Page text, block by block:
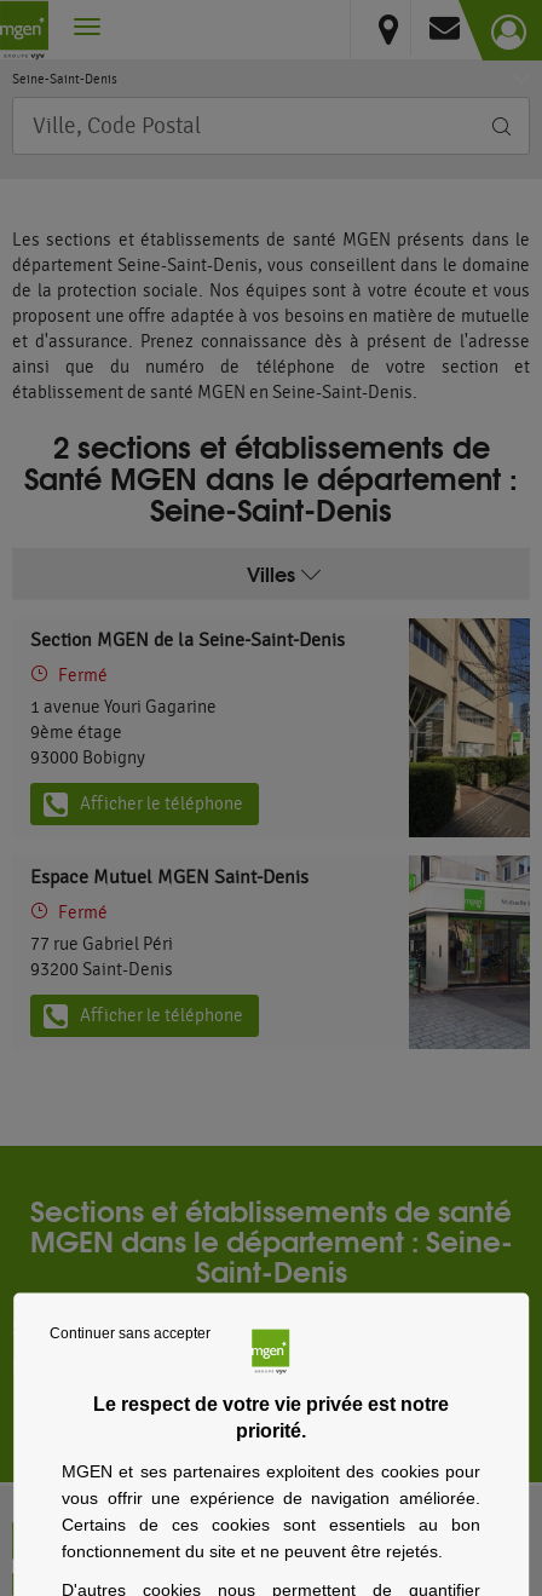
Le respect de votre vie privée est notre
priorité.
MGEN et ses partenaires exploitent des cookies pour
vous offrir une expérience de navigation améliorée.
Certains de ces cookies sont essentiels au bon
fonctionnement du site et ne peuvent être rejetés.
D'autres cookies nous permettent de quantifier
Continuer sans accepter
Île-de-France
Seine-Saint-Denis
Vous résidez hors France métropolitaine et DOM
Les sections et établissements de santé MGEN présents dans le
département Seine-Saint-Denis, vous conseillent dans le domaine
de la protection sociale. Nos équipes sont à votre écoute et vous
proposent une offre adaptée à vos besoins en matière de mutuelle
et d'assurance. Prenez connaissance dès à présent de l'adresse
ainsi que du numéro de téléphone de votre section et
établissement de santé MGEN en Seine-Saint-Denis.
2 sections et établissements de
Santé MGEN dans le département :
Seine-Saint-Denis
Villes
Section MGEN de la Seine-Saint-Denis
Fermé
1 avenue Youri Gagarine
9ème étage
93000 Bobigny
Afficher le téléphone
Espace Mutuel MGEN Saint-Denis
Fermé
77 rue Gabriel Péri
93200 Saint-Denis
Afficher le téléphone
Sections et établissements de santé
MGEN dans le département : Seine-
Saint-Denis
Saint-Denis